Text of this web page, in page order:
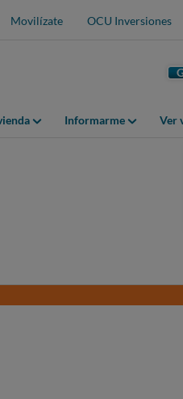
Movilízate OCU Inversiones
Informarme Ver